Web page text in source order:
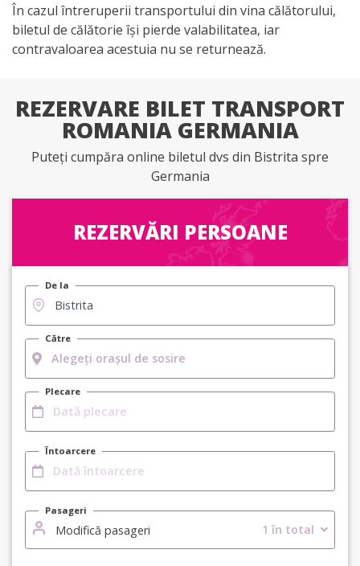
În cazul întreruperii transportului din vina călătorului,
biletul de călătorie își pierde valabilitatea, iar
contravaloarea acestuia nu se returnează.
REZERVARE BILET TRANSPORT
ROMANIA GERMANIA
Puteți cumpăra online biletul dvs din Bistrita spre
Germania
REZERVĂRI PERSOANE
De la
Către
Plecare
Întoarcere
Pasageri
Modifică pasageri 1 în total